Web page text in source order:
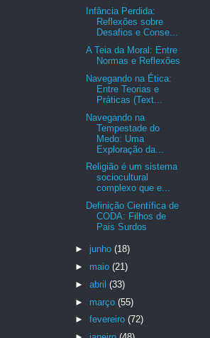
Infância Perdida:
Reflexões sobre
Desafios e Conse...
A Teia da Moral: Entre
Normas e Reflexões
Navegando na Ética:
Entre Teorias e
Práticas (Text...
Navegando na
Tempestade do
Medo: Uma
Exploração da...
Religião é um sistema
sociocultural
complexo que e...
Definição Científica de
CODA: Filhos de
Pais Surdos
► junho (18)
► maio (21)
► abril (33)
► março (55)
► fevereiro (72)